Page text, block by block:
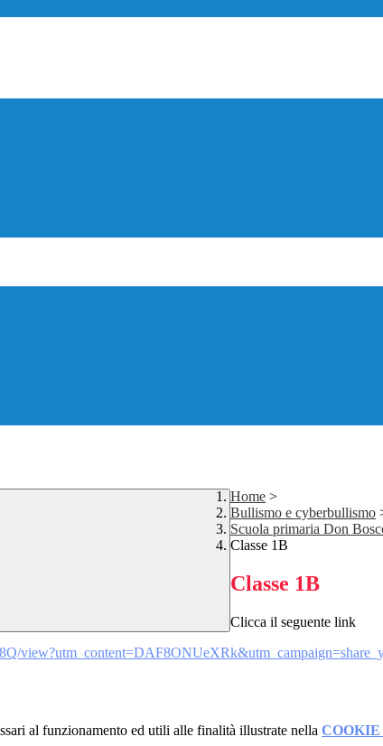
Home >
Bullismo e cyberbullismo
Scuola primaria Don
Classe 1B
Classe 1B
Clicca il seguente link
view?utm_content=DAF8ONUeXRk&utm_
al funzionamento ed utili alle finalità illustrate nella